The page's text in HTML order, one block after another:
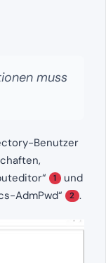
muss
Benutzer
1 und
AdmPwd“
2 .